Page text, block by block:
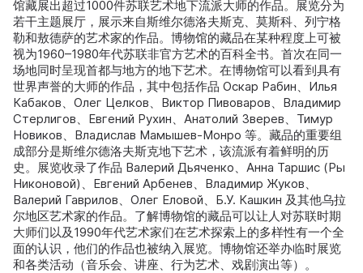
馆藏展出超过1000件苏联艺术地下流派大师的作品。展览分为
若干主题展厅，展示来自斯维尔德洛夫斯克、莫斯科、列宁格
勒和敖德萨的艺术家的作品。博物馆的藏品在某种程度上可被
视为1960–1980年代苏联非官方艺术的百科全书。首次在同一
场地同时呈现首都与地方的地下艺术。在博物馆可以看到具有
世界声誉的大师的作品，其中包括作品 Оскар Рабин、Илья
Кабаков、Олег Целков、Виктор Пивоваров、Владимир
Стерлигов、Евгений Рухин、Анатолий Зверев、Тимур
Новиков、Владислав Мамышев-Монро 等。藏品的重要组
成部分是斯维尔德洛夫斯克地下艺术，该流派有着鲜明的历
史。展览收录了作品 Валерий Дьяченко、Анна Таршис (Ры
Никоновой)、Евгений Арбенев、Владимир Жуков、
Валерий Гаврилов、Олег Еловой、Б.У. Кашкин 及其他乌拉
尔地区艺术家的作品。了解博物馆的藏品可以让人对苏联时期
大师们以及1990年代艺术家们在艺术探索上的多样性有一个全
面的认识，他们的作品也被纳入展览。博物馆还举办临时展览
和各类活动（音乐会、讲座、行为艺术、戏剧演出等）。